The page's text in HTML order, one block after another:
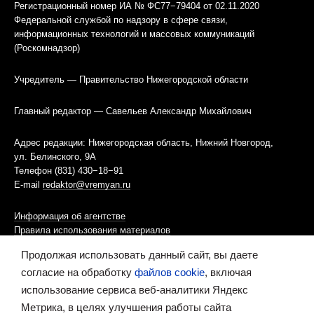
Регистрационный номер ИА № ФС77−79404 от 02.11.2020
Федеральной службой по надзору в сфере связи,
информационных технологий и массовых коммуникаций
(Роскомнадзор)
Учредитель — Правительство Нижегородской области
Главный редактор — Савельев Александр Михайлович
Адрес редакции: Нижегородская область, Нижний Новгород,
ул. Белинского, 9А
Телефон (831) 430−18−91
E-mail redaktor@vremyan.ru
Информация об агентстве
Правила использования материалов
Информационная политика использования «cookies»-файлов
Ресурс содержит материалы 16+
Продолжая использовать данный сайт, вы даете
согласие на обработку файлов cookie, включая
использование сервиса веб-аналитики Яндекс
Метрика, в целях улучшения работы сайта